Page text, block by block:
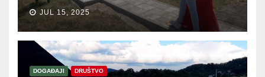
JUL 15, 2025
DOGAĐAJI DRUŠTVO